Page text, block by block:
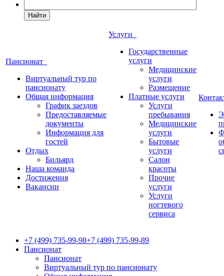
Найти
Пансионат
Виртуальный тур по
пансионату
Общая информация
График заездов
Предоставляемые
документы
Информация для
гостей
Отдых
Бильярд
Наша команда
Достижения
Вакансии
Услуги
Государственные
услуги
Медицинские
услуги
Размещение
Платные услуги
Услуги
пребывания
Медицинские
услуги
Бытовые
услуги
Салон
красоты
Прочие
услуги
Услуги
ногтевого
сервиса
+7 (499) 735-99-98+7 (499) 735-99-89
Пансионат
Пансионат
Виртуальный тур по пансионату